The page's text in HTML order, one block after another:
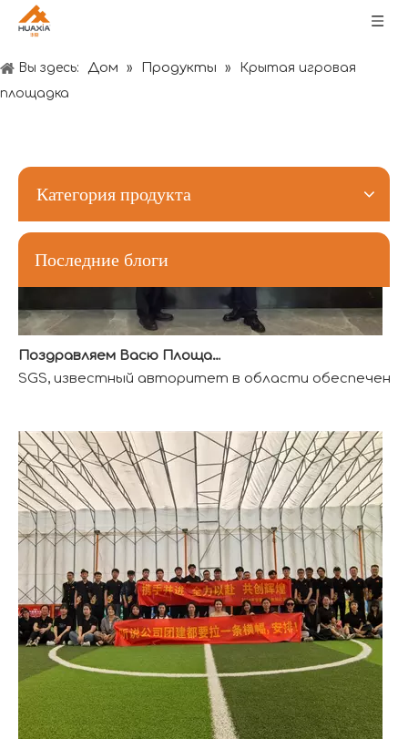
Вы здесь: Дом » Продукты »
Крытая игровая
площадка
Категория продукта
Последние блоги
SGS, известный авторитет в области